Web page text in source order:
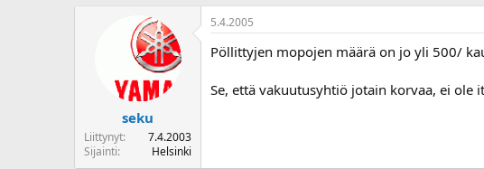
seku
Liittynyt
7.4.2003
Sijainti
Helsinki
5.4.2005
Pöllittyjen mopojen määrä on jo yli 500/
Se, että vakuutusyhtiö jotain korvaa, ei ole